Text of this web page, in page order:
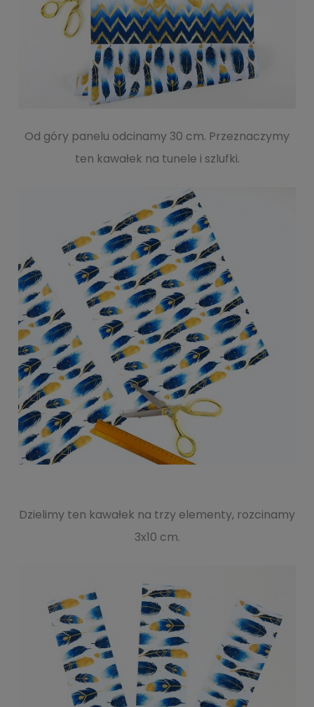
Od góry panelu odcinamy 30 cm. Przeznaczymy
ten kawałek na tunele i szlufki.
Dzielimy ten kawałek na trzy elementy, rozcinamy
3x10 cm.